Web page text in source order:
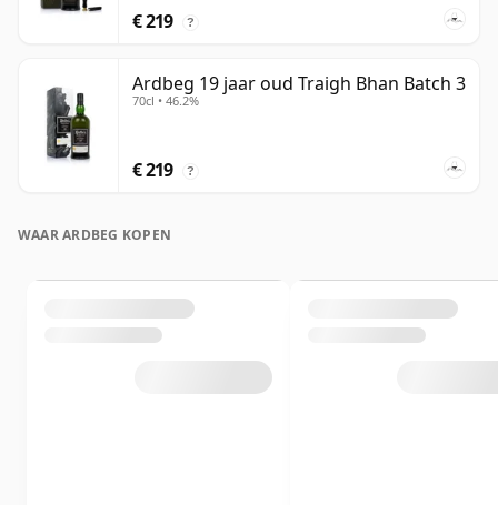
€ 219 ?
Ardbeg 19 jaar oud Traigh Bhan Batch 3
70cl • 46.2%
€ 219 ?
WAAR ARDBEG KOPEN